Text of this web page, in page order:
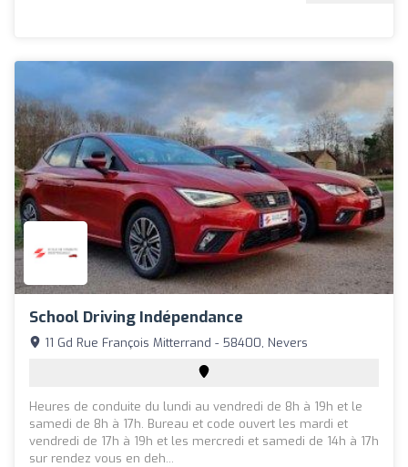
School Driving Indépendance
11 Gd Rue François Mitterrand - 58400, Nevers
Heures de conduite du lundi au vendredi de 8h à 19h et le
samedi de 8h à 17h. Bureau et code ouvert les mardi et
vendredi de 17h à 19h et les mercredi et samedi de 14h à 17h
sur rendez vous en deh...